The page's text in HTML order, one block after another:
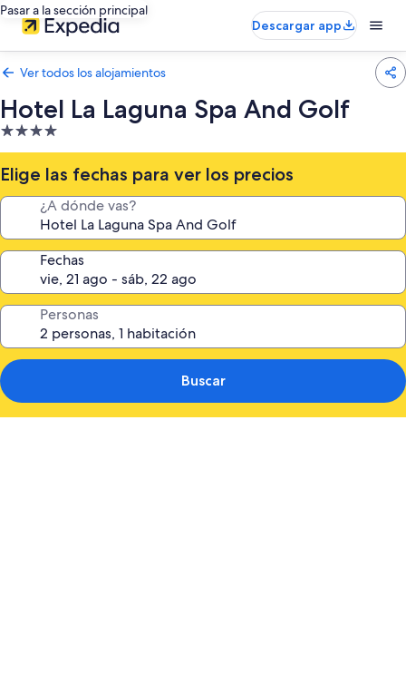
Pasar a la sección principal
Descargar app
Ver todos los alojamientos
Hotel La Laguna Spa And Golf
Alojamiento
de
4.0 estrellas
Elige las fechas para ver los precios
¿A dónde vas?
Fechas
Personas
Buscar